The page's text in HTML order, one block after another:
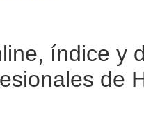
índice y
de